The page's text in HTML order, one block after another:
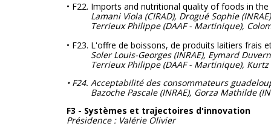
• F22. Imports and nutritional quality of foods in
Lamani Viola (CIRAD), Drogué Sophie
Terrieux Philippe (DAAF - Martinique),
• F23. L'offre de boissons, de produits laitiers frais
Soler Louis-Georges (INRAE), Eymard
Terrieux Philippe (DAAF - Martinique), Kurtz
• F24. Acceptabilité des consommateurs
Bazoche Pascale (INRAE), Gorza Mathilde
F3 - Systèmes et trajectoires d'innovation
Présidence : Valérie Olivier